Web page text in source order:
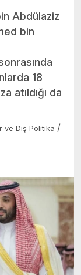
Abdülaziz
bin
18
atıldığı da
ve Dış Politika /